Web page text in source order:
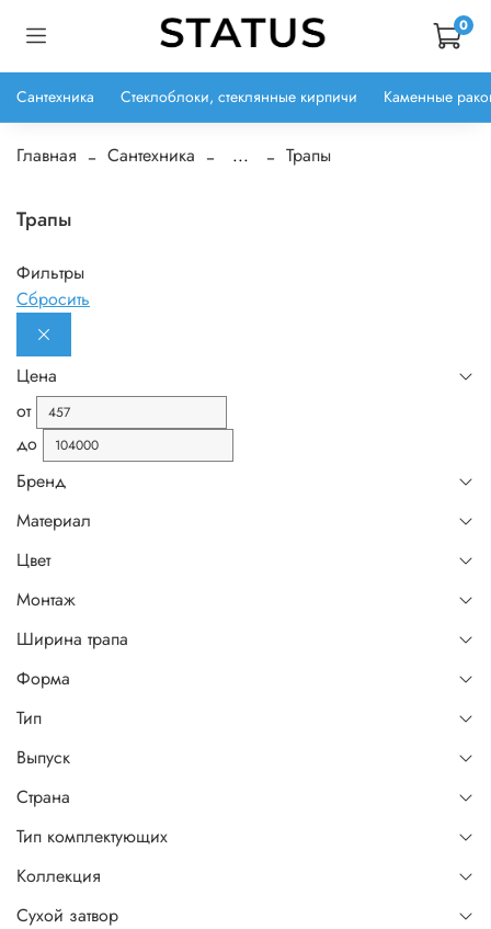
0
Сантехника Стеклоблоки, стеклянные кирпичи Каменные
Главная Сантехника ... Трапы
Трапы
Фильтры
Сбросить
Цена
от
до
Бренд
Материал
Цвет
Монтаж
Ширина трапа
Форма
Тип
Выпуск
Страна
Тип комплектующих
Коллекция
Сухой затвор